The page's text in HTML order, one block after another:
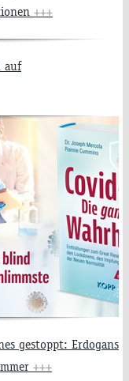
+++
auf
gestoppt: Erdogans
+++